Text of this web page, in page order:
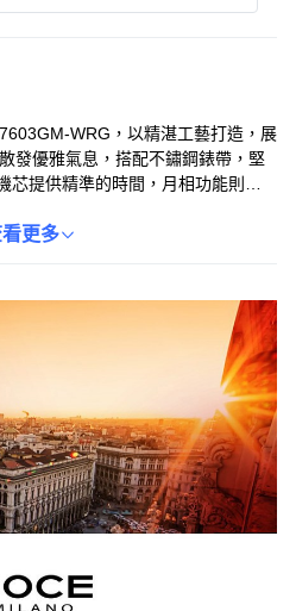
WRG，以精湛工藝打造，展
發優雅氣息，搭配不鏽鋼錶帶，堅
芯提供精準的時間，月相功能則增
生活中使用更加安心。無論是商務
更多